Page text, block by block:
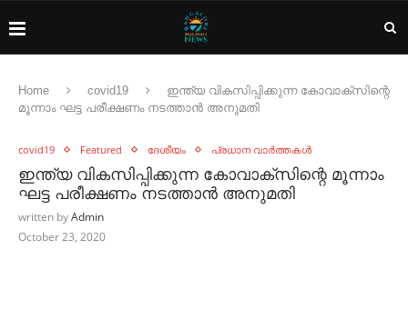
Home covid19
ഇന്ത്യ വികസിപ്പിക്കുന്ന കോവാക്സിന്റെ
മൂന്നാം ഘട്ട പരീക്ഷണം നടത്താന്‍ അനുമതി
covid19 Featured ദേശീയം പ്രധാന വാർത്തകൾ
ഇന്ത്യ വികസിപ്പിക്കുന്ന കോവാക്സിന്റെ മൂന്നാം
ഘട്ട പരീക്ഷണം നടത്താന്‍ അനുമതി
written byAdmin
October 23, 2020